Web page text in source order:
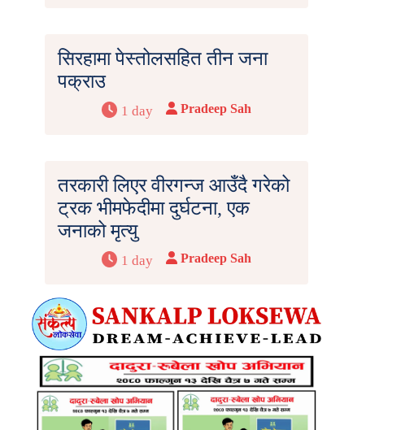
सिरहामा पेस्तोलसहित तीन जना
पक्राउ
1 day Pradeep Sah
तरकारी लिएर वीरगन्ज आउँदै गरेको
ट्रक भीमफेदीमा दुर्घटना, एक
जनाको मृत्यु
1 day Pradeep Sah